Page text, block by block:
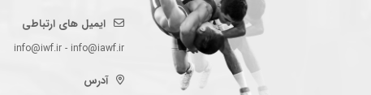
ایمیل های ارتباطی
info@iwf.ir - info@iawf.ir
آدرس